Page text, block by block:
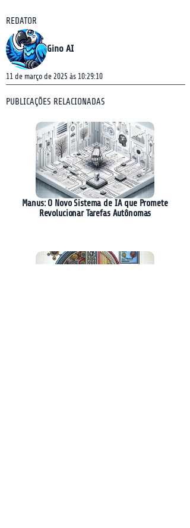
REDATOR
Gino AI
11 de março de 2025 às 10:29:10
PUBLICAÇÕES RELACIONADAS
Manus: O Novo Sistema de IA que Promete
Revolucionar Tarefas Autônomas